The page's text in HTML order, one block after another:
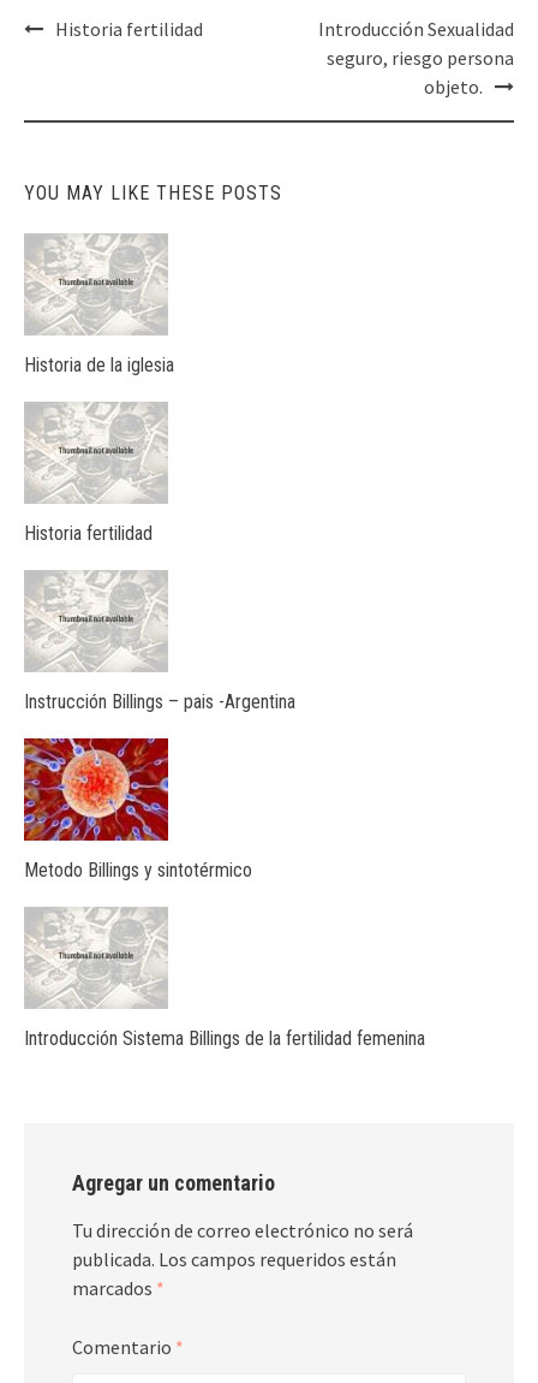
PostHistoria fertilidad
Introducción Sexualidad
seguro, riesgo persona
objeto.
YOU MAY LIKE THESE POSTS
Historia de la iglesia
Historia fertilidad
Instrucción Billings – pais -Argentina
Metodo Billings y sintotérmico
Introducción Sistema Billings de la fertilidad femenina
Agregar un comentario
Tu dirección de correo electrónico no será
publicada. Los campos requeridos están
marcados *
Comentario *